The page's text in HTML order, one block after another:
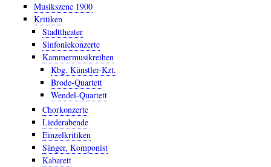
Musikszene 1900
Kritiken
Stadttheater
Sinfoniekonzerte
Kammermusikreihen
Kbg. Künstler-Kzt.
Brode-Quartett
Wendel-Quartett
Chorkonzerte
Liederabende
Einzelkritiken
Sänger, Komponist
Kabarett